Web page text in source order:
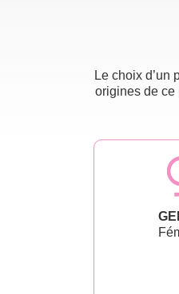
Le choix d’un
origines de ce